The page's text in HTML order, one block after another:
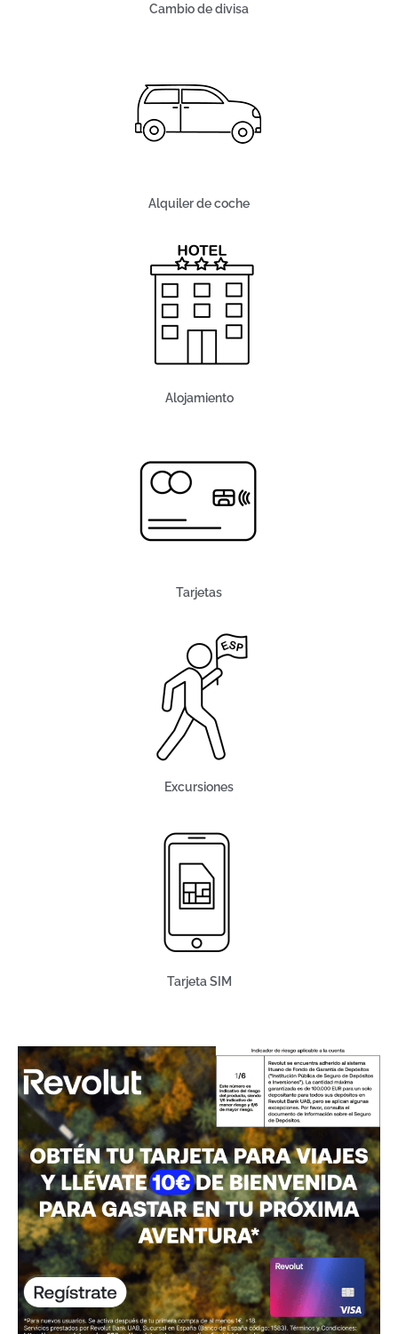
Cambio de divisa
Alquiler de coche
Alojamiento
Tarjetas
Excursiones
Tarjeta SIM